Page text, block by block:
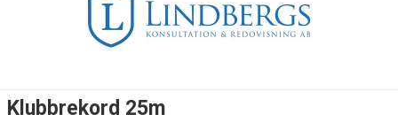
Klubbrekord 25m